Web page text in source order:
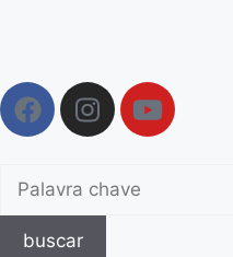
buscar